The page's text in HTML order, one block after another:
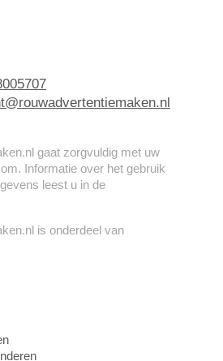
gaat zorgvuldig met uw
Informatie over het gebruik
leest u in de
is onderdeel van